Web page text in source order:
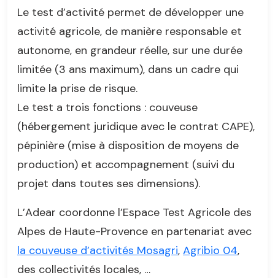
Le test d’activité permet de développer une
activité agricole, de manière responsable et
autonome, en grandeur réelle, sur une durée
limitée (3 ans maximum), dans un cadre qui
limite la prise de risque.
Le test a trois fonctions : couveuse
(hébergement juridique avec le contrat CAPE),
pépinière (mise à disposition de moyens de
production) et accompagnement (suivi du
projet dans toutes ses dimensions).
L’Adear coordonne l’Espace Test Agricole des
Alpes de Haute-Provence en partenariat avec
la couveuse d’activités Mosagri, Agribio 04,
des collectivités locales, …